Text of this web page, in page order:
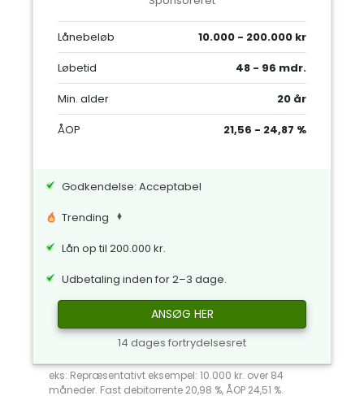
Lånebeløb
10.000 - 200.000 kr
Løbetid
48 - 96 mdr.
Min. alder
20 år
ÅOP
21,56 - 24,87 %
Godkendelse: Acceptabel
Trending
Lån op til 200.000 kr.
Udbetaling inden for 2–3 dage.
ANSØG HER
14 dages fortrydelsesret
eks: Repræsentativt eksempel: 10.000 kr. over 84
måneder. Fast debitorrente 20,98 %, ÅOP 24,51 %.